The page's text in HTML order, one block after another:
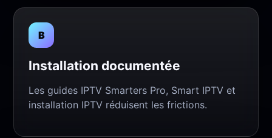
B
Installation documentée
Les guides IPTV Smarters Pro, Smart IPTV et
installation IPTV réduisent les frictions.